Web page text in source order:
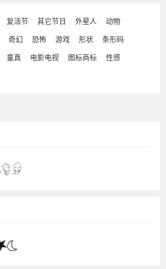
复活节 其它节日 外星人
动物
奇幻 恐怖 游戏 形状
条形码
童真 电影电视 图标商标
性感